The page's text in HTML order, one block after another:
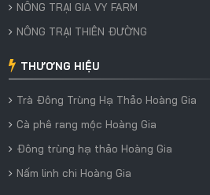
NÔNG TRẠI GIA VY FARM
NÔNG TRẠI THIÊN ĐƯỜNG
THƯƠNG HIỆU
Trà Đông Trùng Hạ Thảo Hoàng Gia
Cà phê rang mộc Hoàng Gia
Đông trùng hạ thảo Hoàng Gia
Nấm linh chi Hoàng Gia